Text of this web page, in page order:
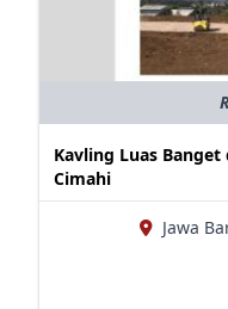
Kavling Luas
Cimahi
Jawa